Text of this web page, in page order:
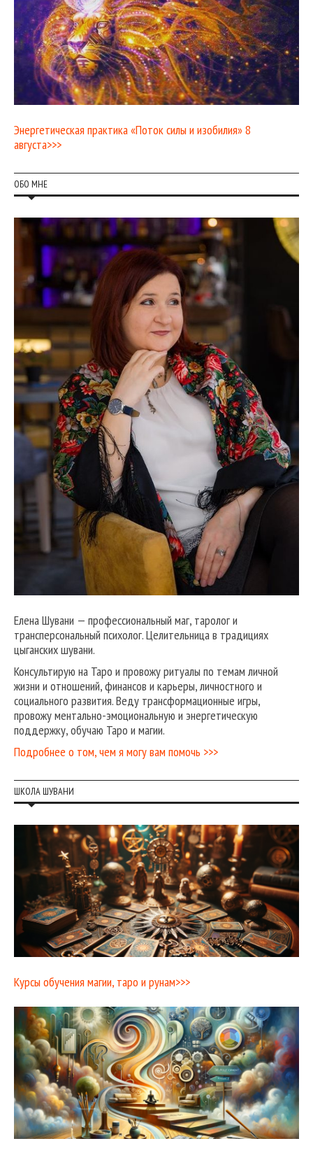
Энергетическая практика «Поток силы и изобилия» 8
августа>>>
ОБО МНЕ
Елена Шувани — профессиональный маг, таролог и
трансперсональный психолог. Целительница в традициях
цыганских шувани.
Консультирую на Таро и провожу ритуалы по темам личной
жизни и отношений, финансов и карьеры, личностного и
социального развития. Веду трансформационные игры,
провожу ментально-эмоциональную и энергетическую
поддержку, обучаю Таро и магии.
Подробнее о том, чем я могу вам помочь >>>
ШКОЛА ШУВАНИ
Курсы обучения магии, таро и рунам>>>